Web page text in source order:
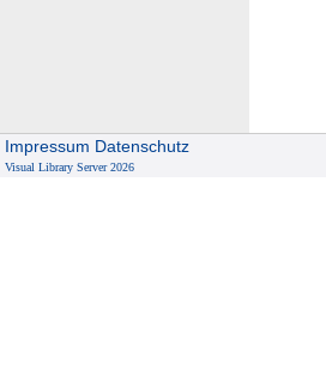
Impressum Datenschutz
Visual Library Server 2026